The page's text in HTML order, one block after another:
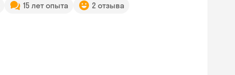
15 лет опыта 2 отзыва